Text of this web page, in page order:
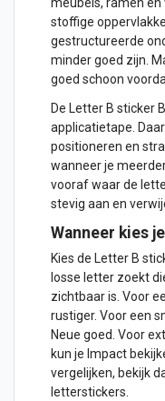
stoffige
gestructureerde
minder goed zijn.
goed schoon
De Letter B sticker
applicatietape.
positioneren en
wanneer je
vooraf waar de
stevig aan en
Wanneer kies
Kies de Letter B
losse letter zoekt
zichtbaar is. Voor
rustiger. Voor een
Neue goed. Voor
kun je Impact
vergelijken, bekijk
letterstickers